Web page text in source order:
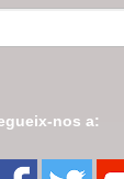
nos a: